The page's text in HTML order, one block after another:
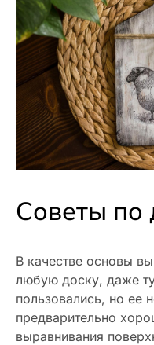
Советы по
В качестве основы
любую доску, даже
пользовались, но ее
предварительно
выравнивания